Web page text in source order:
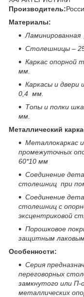
Производитель:
Материалы:
Столешницы –
Каркас опорной
мм.
Каркасы и
0,4 мм.
Топы и полки
мм.
Металлический
Металлокаркас
промежуточных
60*10 мм
Соединение
столешниц при
Соединение
столешниц с
эксцентриковой
Порошковое
защитным
Особенности:
Серия
переговорных
замкнутого или П-
металлических